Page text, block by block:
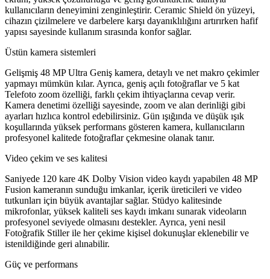
kullanıcıların deneyimini zenginleştirir. Ceramic Shield ön yüzeyi,
cihazın çizilmelere ve darbelere karşı dayanıklılığını artırırken hafif
yapısı sayesinde kullanım sırasında konfor sağlar.
Üstün kamera sistemleri
Gelişmiş 48 MP Ultra Geniş kamera, detaylı ve net makro çekimler
yapmayı mümkün kılar. Ayrıca, geniş açılı fotoğraflar ve 5 kat
Telefoto zoom özelliği, farklı çekim ihtiyaçlarına cevap verir.
Kamera denetimi özelliği sayesinde, zoom ve alan derinliği gibi
ayarları hızlıca kontrol edebilirsiniz. Gün ışığında ve düşük ışık
koşullarında yüksek performans gösteren kamera, kullanıcıların
profesyonel kalitede fotoğraflar çekmesine olanak tanır.
Video çekim ve ses kalitesi
Saniyede 120 kare 4K Dolby Vision video kaydı yapabilen 48 MP
Fusion kameranın sunduğu imkanlar, içerik üreticileri ve video
tutkunları için büyük avantajlar sağlar. Stüdyo kalitesinde
mikrofonlar, yüksek kaliteli ses kaydı imkanı sunarak videoların
profesyonel seviyede olmasını destekler. Ayrıca, yeni nesil
Fotoğrafik Stiller ile her çekime kişisel dokunuşlar eklenebilir ve
istenildiğinde geri alınabilir.
Güç ve performans